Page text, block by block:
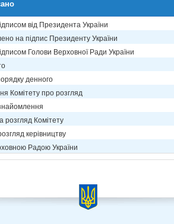
від Президента України
на підпис Президенту України
Голови Верховної Ради України
денного
Комітету про розгляд
розгляд Комітету
керівництву
Радою України